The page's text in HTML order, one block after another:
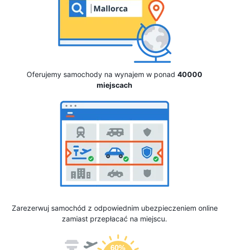
Oferujemy samochody na wynajem w ponad 40000
miejscach
Zarezerwuj samochód z odpowiednim ubezpieczeniem online
zamiast przepłacać na miejscu.